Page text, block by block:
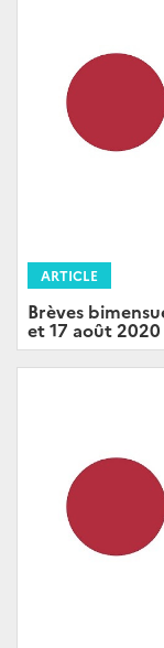
ARTICLE
Brèves
et 17 août 2020